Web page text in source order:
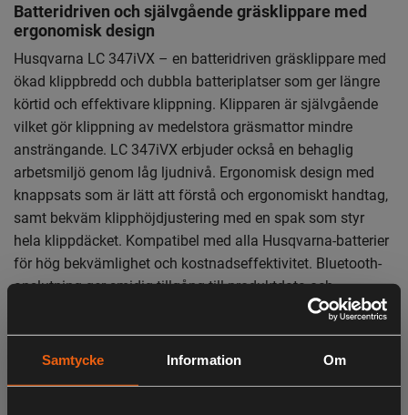
Samtycke Information Om
Batteridriven och självgående gräsklippare med
ergonomisk design
Husqvarna LC 347iVX – en batteridriven gräsklippare med
ökad klippbredd och dubbla batteriplatser som ger längre
körtid och effektivare klippning. Klipparen är självgående
vilket gör klippning av medelstora gräsmattor mindre
ansträngande. LC 347iVX erbjuder också en behaglig
arbetsmiljö genom låg ljudnivå. Ergonomisk design med
knappsats som är lätt att förstå och ergonomiskt handtag,
samt bekväm klipphöjdjustering med en spak som styr
hela klippdäcket. Kompatibel med alla Husqvarna-batterier
för hög bekvämlighet och kostnadseffektivitet. Bluetooth-
anslutning ger smidig tillgång till produktdata och